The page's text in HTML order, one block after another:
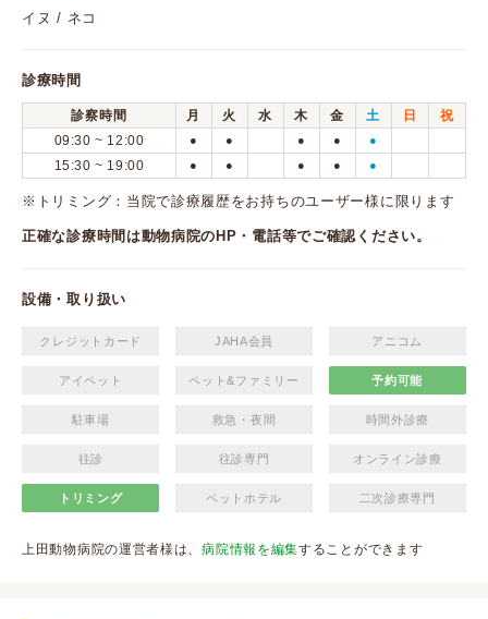
イヌ / ネコ
診療時間
診察時間 月 火 水 木 金 土 日
祝
09:30 ~ 12:00
● ● ● ● ●
15:30 ~ 19:00 ● ● ● ● ●
※トリミング：当院で診療履歴をお持ちのユーザー様に限ります
正確な診療時間は動物病院のHP・電話等でご確認ください。
設備・取り扱い
クレジットカード JAHA会員 アニコム
アイペット ペット&ファミリー 予約可能
駐車場 救急・夜間 時間外診療
往診 往診専門 オンライン診療
トリミング ペットホテル 二次診療専門
上田動物病院の運営者様は、病院情報を編集することができます